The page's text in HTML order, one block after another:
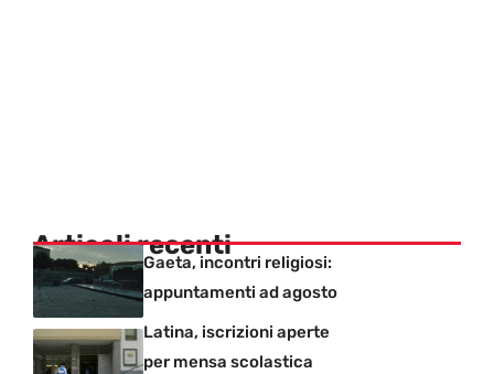
Articoli recenti
Gaeta, incontri religiosi:
appuntamenti ad agosto
Latina, iscrizioni aperte
per mensa scolastica